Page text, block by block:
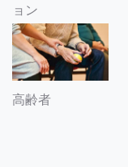
ョン
高齢者